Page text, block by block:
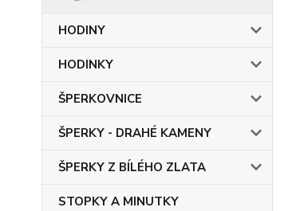
HODINY
HODINKY
ŠPERKOVNICE
ŠPERKY - DRAHÉ KAMENY
ŠPERKY Z BÍLÉHO ZLATA
STOPKY A MINUTKY